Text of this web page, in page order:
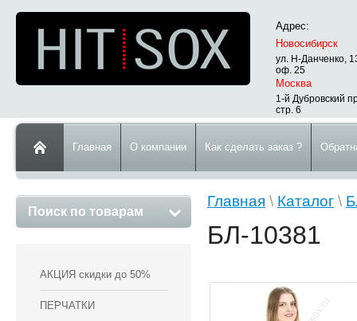
Адрес:
Новосибирск
ул. Н-Данченко,
оф. 25
Москва
1-й Дубровский
стр. 6
Главная О компании Как сделать заказ ?
Поиск по товарам
АКЦИЯ скидки до 50%
ПЕРЧАТКИ
Главная \ Каталог \
БЛ-10381